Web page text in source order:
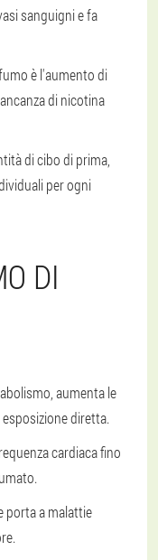
sanguigni e fa
è l'aumento di
di nicotina
di cibo di prima,
per ogni
DI
aumenta le
diretta.
cardiaca fino
porta a malattie